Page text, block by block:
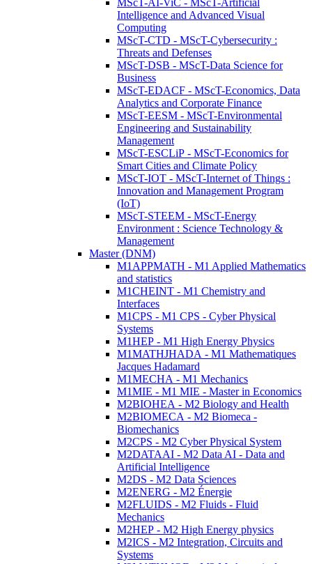
MScT-AI-ViC - MScT-Artificial
Intelligence and Advanced Visual
Computing
MScT-CTD - MScT-Cybersecurity :
Threats and Defenses
MScT-DSB - MScT-Data Science for
Business
MScT-EDACF - MScT-Economics, Data
Analytics and Corporate Finance
MScT-EESM - MScT-Environmental
Engineering and Sustainability
Management
MScT-ESCLiP - MScT-Economics for
Smart Cities and Climate Policy
MScT-IOT - MScT-Internet of Things :
Innovation and Management Program
(IoT)
MScT-STEEM - MScT-Energy
Environment : Science Technology &
Management
Master (DNM)
M1APPMATH - M1 Applied Mathematics
and statistics
M1CHEINT - M1 Chemistry and
Interfaces
M1CPS - M1 CPS - Cyber Physical
Systems
M1HEP - M1 High Energy Physics
M1MATHJHADA - M1 Mathematiques
Jacques Hadamard
M1MECHA - M1 Mechanics
M1MIE - M1 MIE - Master in Economics
M2BIOHEA - M2 Biology and Health
M2BIOMECA - M2 Biomeca -
Biomechanics
M2CPS - M2 Cyber Physical System
M2DATAAI - M2 Data AI - Data and
Artificial Intelligence
M2DS - M2 Data Sciences
M2ENERG - M2 Énergie
M2FLUIDS - M2 Fluids - Fluid
Mechanics
M2HEP - M2 High Energy physics
M2ICS - M2 Integration, Circuits and
Systems